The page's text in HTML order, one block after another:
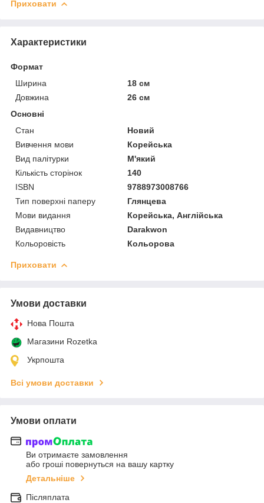
Приховати
Характеристики
Формат
Ширина
18 см
Довжина
26 см
Основні
Стан
Новий
Вивчення мови
Корейська
Вид палітурки
М'який
Кількість сторінок
140
ISBN
9788973008766
Тип поверхні паперу
Глянцева
Мови видання
Корейська, Англійська
Видавництво
Darakwon
Кольоровість
Кольорова
Приховати
Умови доставки
Нова Пошта
Магазини Rozetka
Укрпошта
Всі умови доставки
Умови оплати
Ви отримаєте замовлення
або гроші повернуться на вашу картку
Детальніше
Післяплата